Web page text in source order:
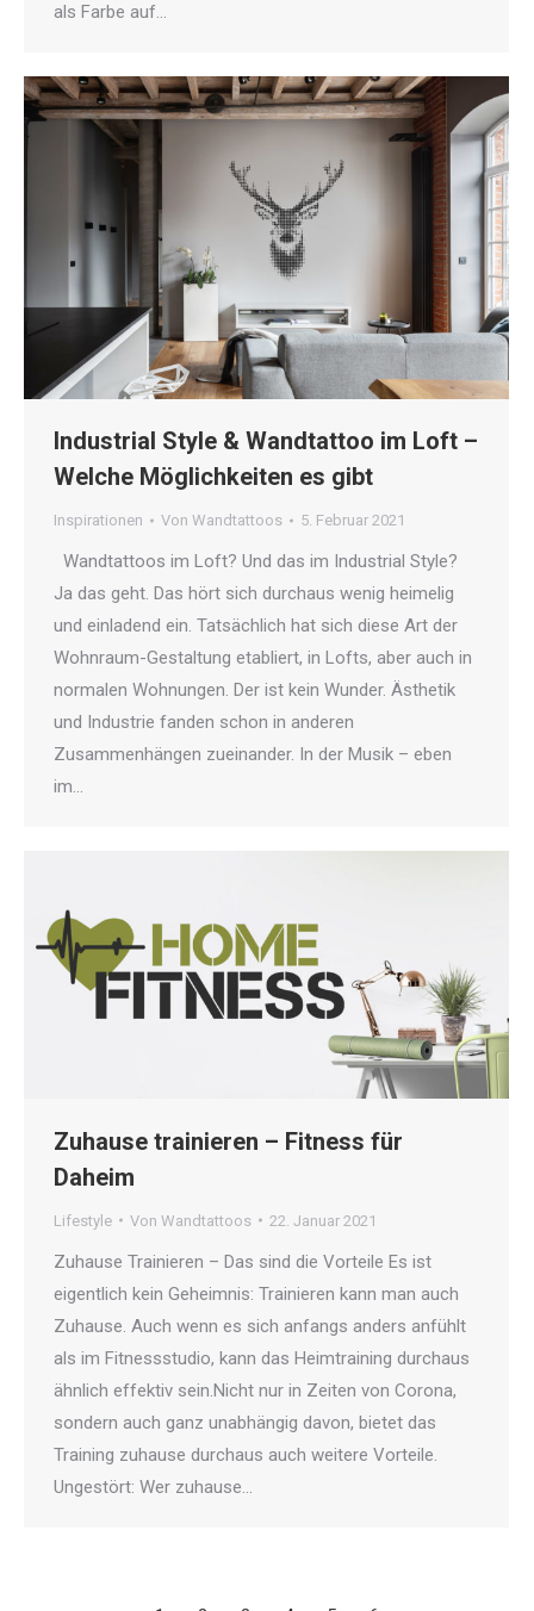
als Farbe auf…
Industrial Style & Wandtattoo im Loft –
Welche Möglichkeiten es gibt
Inspirationen Von Wandtattoos 5. Februar 2021
Wandtattoos im Loft? Und das im Industrial Style?
Ja das geht. Das hört sich durchaus wenig heimelig
und einladend ein. Tatsächlich hat sich diese Art der
Wohnraum-Gestaltung etabliert, in Lofts, aber auch in
normalen Wohnungen. Der ist kein Wunder. Ästhetik
und Industrie fanden schon in anderen
Zusammenhängen zueinander. In der Musik – eben
im…
Zuhause trainieren – Fitness für
Daheim
Lifestyle Von Wandtattoos 22. Januar 2021
Zuhause Trainieren – Das sind die Vorteile Es ist
eigentlich kein Geheimnis: Trainieren kann man auch
Zuhause. Auch wenn es sich anfangs anders anfühlt
als im Fitnessstudio, kann das Heimtraining durchaus
ähnlich effektiv sein.Nicht nur in Zeiten von Corona,
sondern auch ganz unabhängig davon, bietet das
Training zuhause durchaus auch weitere Vorteile.
Ungestört: Wer zuhause…